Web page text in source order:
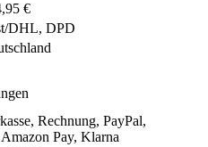
€
DHL, DPD
Rechnung, PayPal,
Pay, Klarna